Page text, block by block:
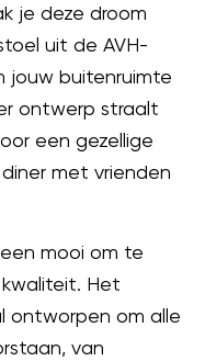
je deze droom
uit de AVH-
jouw buitenruimte
ontwerp straalt
een gezellige
met vrienden
mooi om te
Het
ontworpen om alle
van